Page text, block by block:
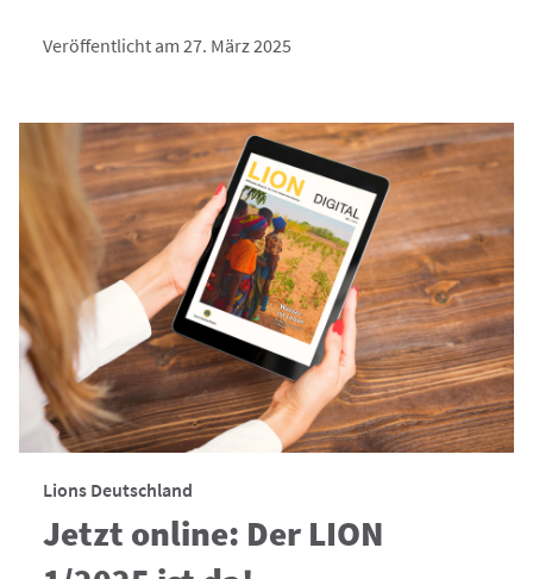
Veröffentlicht am 27. März 2025
Lions Deutschland
Jetzt online: Der LION